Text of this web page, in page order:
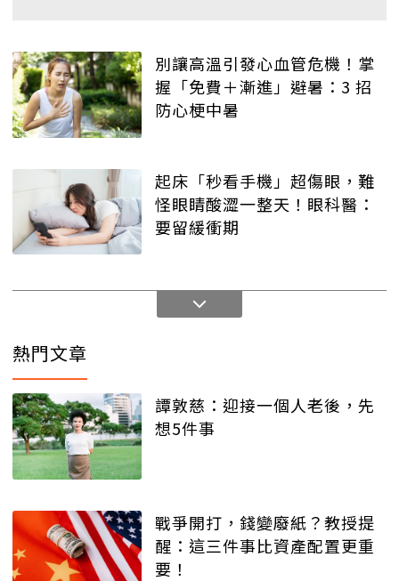
別讓高溫引發心血管危機！掌
握「免費＋漸進」避暑：3 招
防心梗中暑
起床「秒看手機」超傷眼，難
怪眼睛酸澀一整天！眼科醫：
要留緩衝期
熱門文章
譚敦慈：迎接一個人老後，先
想5件事
戰爭開打，錢變廢紙？教授提
醒：這三件事比資產配置更重
要！